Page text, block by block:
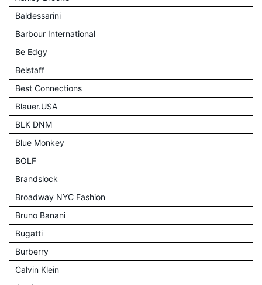
Baldessarini
Barbour International
Be Edgy
Belstaff
Best Connections
Blauer.USA
BLK DNM
Blue Monkey
BOLF
Brandslock
Broadway NYC Fashion
Bruno Banani
Bugatti
Burberry
Calvin Klein